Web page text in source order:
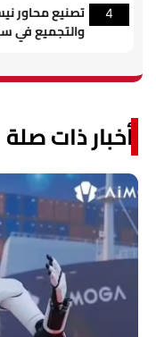
4
تصنيع محاور
والتجميع في
أخبار ذات صلة